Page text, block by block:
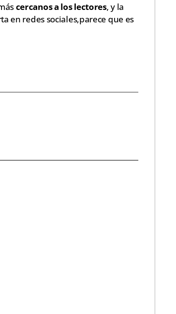
cercanos a los lectores, y la
en redes sociales,parece que es